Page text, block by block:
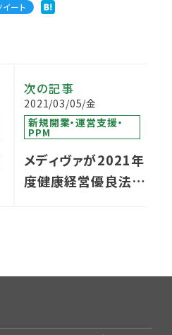
イート
次の記事
2021/03/05/金
新規開業・運営支援・
PPM
メディヴァが2021年
度健康経営優良法人